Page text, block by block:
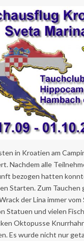
in Kroatien am
Nachdem alle
bezogen hatten
Starten. Zum Tauchen
der Lina immer vom
Statuen und vielen
Oktopusse
Es wurde nicht nur